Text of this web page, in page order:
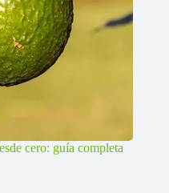
cero: guía completa